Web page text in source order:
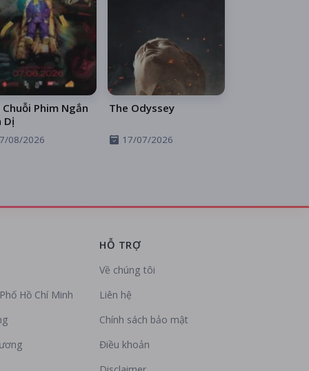
Chuỗi Phim Ngắn
Dị
08/2026
The Odyssey
17/07/2026
Hồ Chí Minh
HỖ TRỢ
Về chúng tôi
Liên hệ
Chính sách bảo mật
Điều khoản